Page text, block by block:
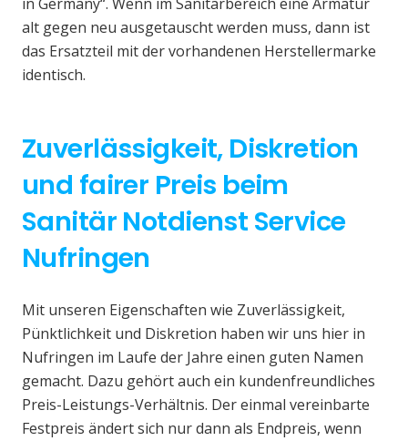
alt gegen neu ausgetauscht werden muss, dann ist
das Ersatzteil mit der vorhandenen Herstellermarke
identisch.
Zuverlässigkeit, Diskretion
und fairer Preis beim
Sanitär Notdienst Service
Nufringen
Mit unseren Eigenschaften wie Zuverlässigkeit,
Pünktlichkeit und Diskretion haben wir uns hier in
Nufringen im Laufe der Jahre einen guten Namen
gemacht. Dazu gehört auch ein kundenfreundliches
Preis-Leistungs-Verhältnis. Der einmal vereinbarte
Festpreis ändert sich nur dann als Endpreis, wenn